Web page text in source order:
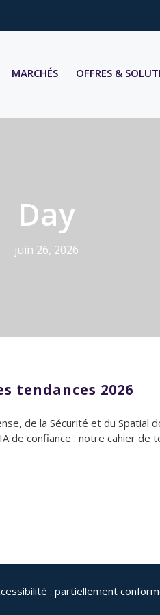
MARCHÉS OFFRES &
Day
juin 26, 2026
tendances 2026
de la Sécurité et du Spatial
de confiance : notre cahier
: partiellement